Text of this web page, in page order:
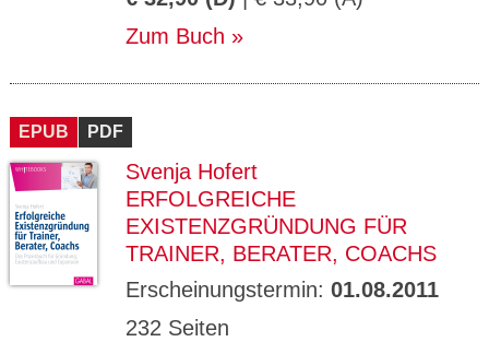
Zum Buch
EPUB PDF
Svenja Hofert
ERFOLGREICHE
EXISTENZGRÜNDUNG FÜR
TRAINER, BERATER, COACHS
Erscheinungstermin: 01.08.2011
232 Seiten